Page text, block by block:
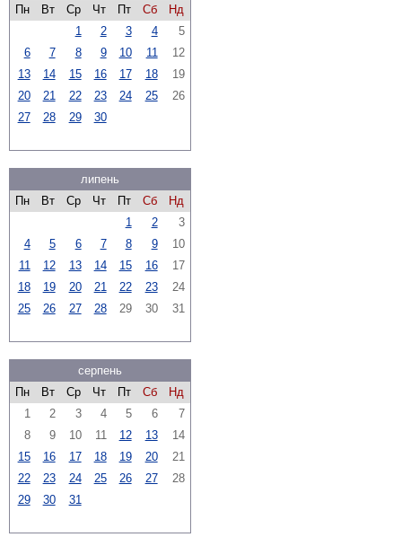
Пн
Вт Ср Чт Пт Сб
Нд
1
2 3 4
5
6
7 8 9 10 11
12
13
14 15 16 17 18
19
20
21 22 23 24 25
26
27
28 29 30
липень
Пн
Вт Ср Чт Пт Сб
Нд
1
2
3
4
5 6 7 8 9
10
11
12 13 14 15 16
17
18
19 20 21 22 23
24
25
26 27 28 29 30 31
серпень
Пн
Вт Ср Чт Пт Сб
Нд
1
2 3 4 5 6
7
8
9 10 11 12 13
14
15
16 17 18 19 20
21
22
23 24 25 26 27
28
29
30 31